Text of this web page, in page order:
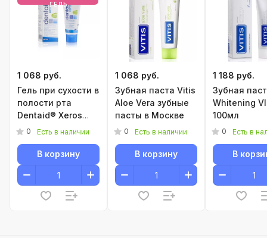
ГЕЛЬ
1 068 руб.
Гель при сухости в
полости рта
Dentaid® Xeros
50мл зубные гели
0 Есть в наличии
В корзину
1 068 руб.
Зубная паста Vitis
Aloe Vera зубные
пасты в Москве
0 Есть в наличии
В корзину
1 188 руб.
Зубная
Whitening
100мл
0 Есть в
В